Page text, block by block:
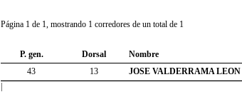
Página 1 de 1, mostrando 1 corredores de un total de 1
P. gen. Dorsal Nombre
43
13 JOSE VALDERRAMA LEON
|